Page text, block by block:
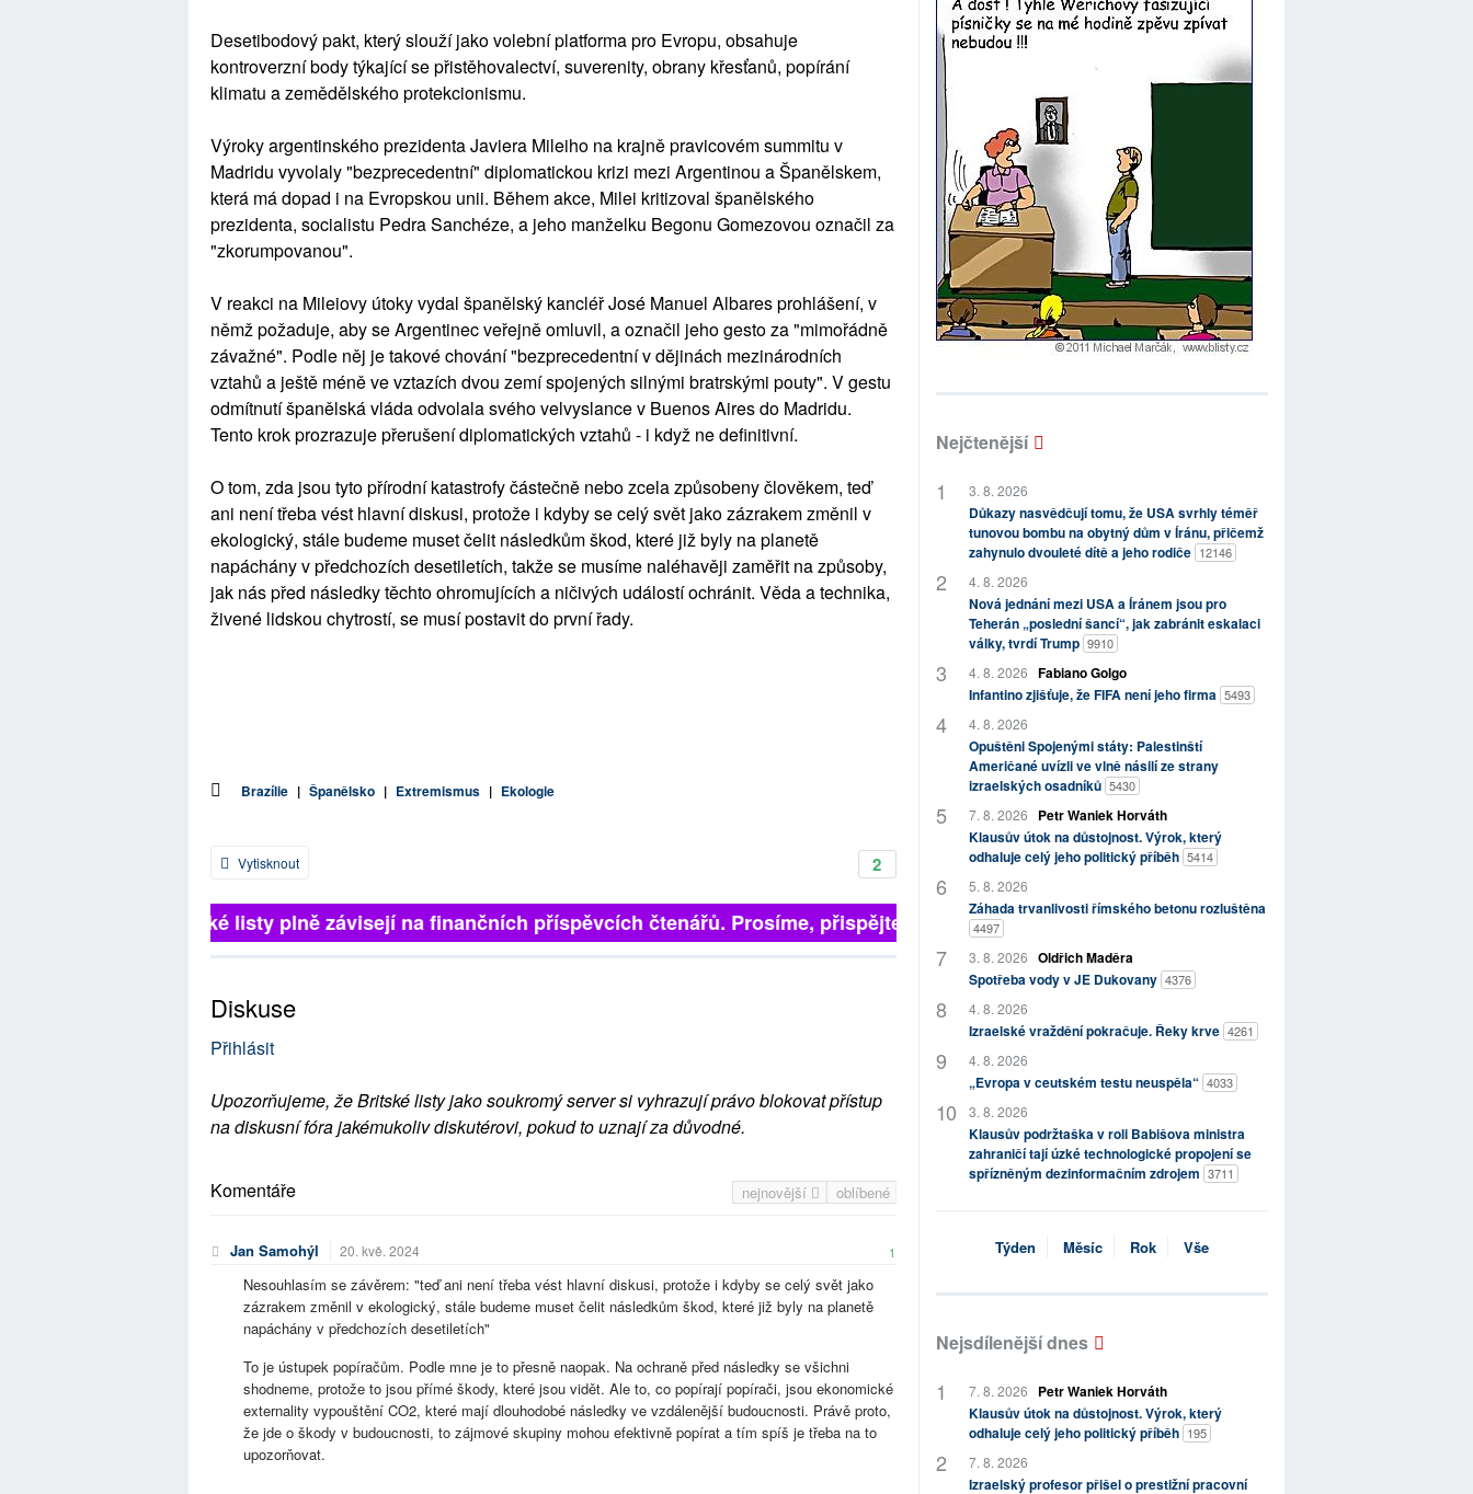
Desetibodový pakt, který slouží jako volební platforma pro Evropu, obsahuje
kontroverzní body týkající se přistěhovalectví, suverenity, obrany křesťanů, popírání
klimatu a zemědělského protekcionismu.
Výroky argentinského prezidenta Javiera Mileiho na krajně pravicovém summitu v
Madridu vyvolaly "bezprecedentní" diplomatickou krizi mezi Argentinou a Španělskem,
která má dopad i na Evropskou unii. Během akce, Milei kritizoval španělského
prezidenta, socialistu Pedra Sanchéze, a jeho manželku Begonu Gomezovou označil za
"zkorumpovanou".
V reakci na Mileiovy útoky vydal španělský kancléř José Manuel Albares prohlášení, v
němž požaduje, aby se Argentinec veřejně omluvil, a označil jeho gesto za "mimořádně
závažné". Podle něj je takové chování "bezprecedentní v dějinách mezinárodních
vztahů a ještě méně ve vztazích dvou zemí spojených silnými bratrskými pouty". V gestu
odmítnutí španělská vláda odvolala svého velvyslance v Buenos Aires do Madridu.
Tento krok prozrazuje přerušení diplomatických vztahů - i když ne definitivní.
O tom, zda jsou tyto přírodní katastrofy částečně nebo zcela způsobeny člověkem, teď
ani není třeba vést hlavní diskusi, protože i kdyby se celý svět jako zázrakem změnil v
ekologický, stále budeme muset čelit následkům škod, které již byly na planetě
napáchány v předchozích desetiletích, takže se musíme naléhavěji zaměřit na způsoby,
jak nás před následky těchto ohromujících a ničivých událostí ochránit. Věda a technika,
živené lidskou chytrostí, se musí postavit do první řady.
Brazílie | Španělsko | Extremismus | Ekologie
2
Vytisknout
Britské listy plně závisejí na finančních příspěvcích čtenářů. Prosíme, přispějte. ➥
Diskuse
Přihlásit
Upozorňujeme, že Britské listy jako soukromý server si vyhrazují právo blokovat přístup
na diskusní fóra jakémukoliv diskutérovi, pokud to uznají za důvodné.
nejnovější oblíbené
Komentáře
Jan Samohýl 20. kvě. 2024 1
Nesouhlasím se závěrem: "teď ani není třeba vést hlavní diskusi, protože i kdyby se celý svět jako
zázrakem změnil v ekologický, stále budeme muset čelit následkům škod, které již byly na planetě
napáchány v předchozích desetiletích"
To je ústupek popíračům. Podle mne je to přesně naopak. Na ochraně před následky se všichni
shodneme, protože to jsou přímé škody, které jsou vidět. Ale to, co popírají popírači, jsou ekonomické
externality vypouštění CO2, které mají dlouhodobé následky ve vzdálenější budoucnosti. Právě proto,
že jde o škody v budoucnosti, to zájmové skupiny mohou efektivně popírat a tím spíš je třeba na to
upozorňovat.
Nejčtenější
3. 8. 2026
Důkazy nasvědčují tomu, že USA svrhly téměř
tunovou bombu na obytný dům v Íránu, přičemž
zahynulo dvouleté dítě a jeho rodiče 12146
4. 8. 2026
Nová jednání mezi USA a Íránem jsou pro
Teherán „poslední šancí“, jak zabránit eskalaci
války, tvrdí Trump 9910
4. 8. 2026 Fabiano Golgo
Infantino zjišťuje, že FIFA není jeho firma 5493
4. 8. 2026
Opuštěni Spojenými státy: Palestinští
Američané uvízli ve vlně násilí ze strany
izraelských osadníků 5430
7. 8. 2026
Petr Waniek Horváth
Klausův útok na důstojnost. Výrok, který
odhaluje celý jeho politický příběh 5414
5. 8. 2026
Záhada trvanlivosti římského betonu rozluštěna
4497
3. 8. 2026 Oldřich Maděra
Spotřeba vody v JE Dukovany 4376
4. 8. 2026
Izraelské vraždění pokračuje. Řeky krve 4261
4. 8. 2026
„Evropa v ceutském testu neuspěla“ 4033
3. 8. 2026
Klausův podržtaška v roli Babišova ministra
zahraničí tají úzké technologické propojení se
spřízněným dezinformačním zdrojem 3711
Týden Měsíc Rok Vše
Nejsdílenější dnes
7. 8. 2026
Petr Waniek Horváth
Klausův útok na důstojnost. Výrok, který
odhaluje celý jeho politický příběh 195
7. 8. 2026
Izraelský profesor přišel o prestižní pracovní